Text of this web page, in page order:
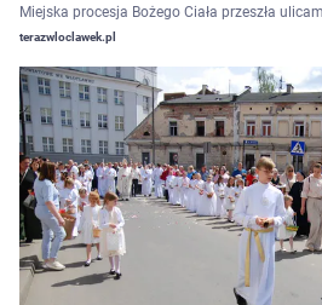
Miejska procesja Bożego Ciała przeszła
terazwloclawek.pl